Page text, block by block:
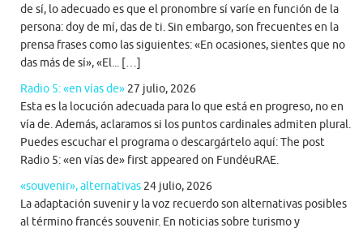
de sí, lo adecuado es que el pronombre sí varíe en función de la
persona: doy de mí, das de ti. Sin embargo, son frecuentes en la
prensa frases como las siguientes: «En ocasiones, sientes que no
das más de sí», «El... […]
Radio 5: «en vías de» 27 julio, 2026
Esta es la locución adecuada para lo que está en progreso, no en
vía de. Además, aclaramos si los puntos cardinales admiten plural.
Puedes escuchar el programa o descargártelo aquí: The post
Radio 5: «en vías de» first appeared on FundéuRAE.
«souvenir», alternativas 24 julio, 2026
La adaptación suvenir y la voz recuerdo son alternativas posibles
al término francés souvenir. En noticias sobre turismo y